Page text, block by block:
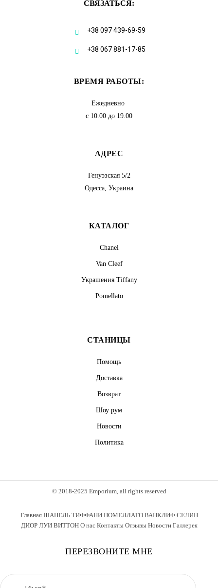
СВЯЗАТЬСЯ:
+38 097 439-69-59
+38 067 881-17-85
ВРЕМЯ РАБОТЫ:
Ежедневно
с 10.00 до 19.00
АДРЕС
Генуэзская 5/2
Одесса, Украина
КАТАЛОГ
Chanel
Van Cleef
Украшения Tiffany
Pomellato
СТАНИЦЫ
Помощь
Доставка
Возврат
Шоу рум
Новости
Политика
© 2018-2025 Emporium, all rights reserved
Главная ШАНЕЛЬ ТИФФАНИ ПОМЕЛЛАТО ВАНКЛИФ СЕЛИН
ДИОР ЛУИ ВИТТОН О нас Контакты Отзывы Новости Галлерея
ПЕРЕЗВОНИТЕ МНЕ